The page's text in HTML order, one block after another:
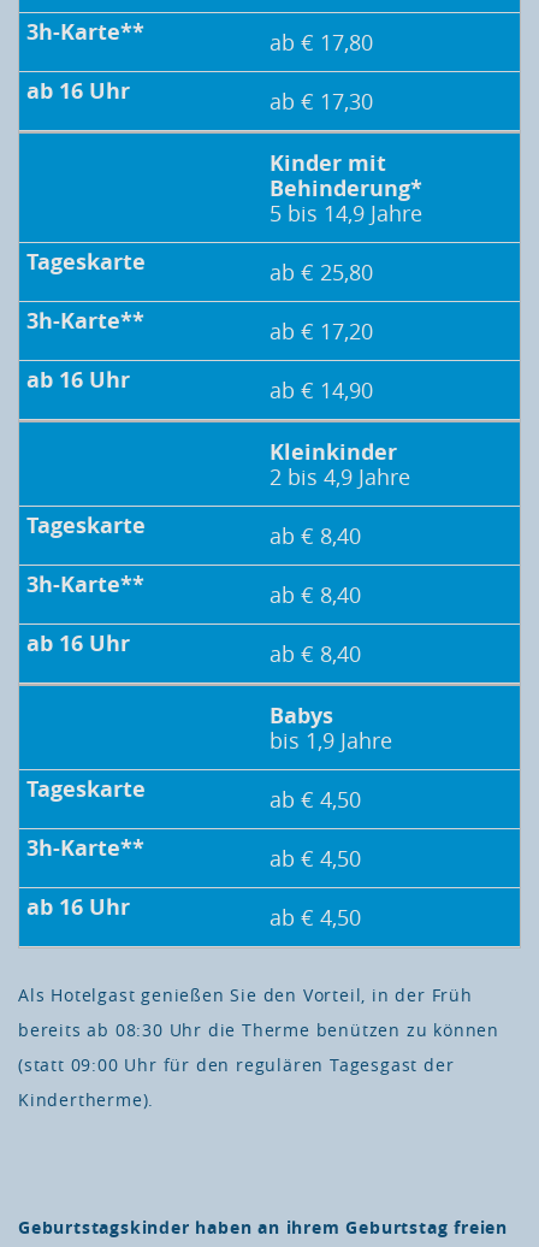
ab € 17,80
ab € 17,30
Kinder mit
Behinderung*
5 bis 14,9 Jahre
ab € 25,80
ab € 17,20
ab € 14,90
Kleinkinder
2 bis 4,9 Jahre
ab € 8,40
ab € 8,40
ab € 8,40
Babys
bis 1,9 Jahre
ab € 4,50
ab € 4,50
ab € 4,50
Als Hotelgast genießen Sie den Vorteil, in der Früh
bereits ab 08:30 Uhr die Therme benützen zu können
(statt 09:00 Uhr für den regulären Tagesgast der
Kindertherme).
Geburtstagskinder haben an ihrem Geburtstag freien